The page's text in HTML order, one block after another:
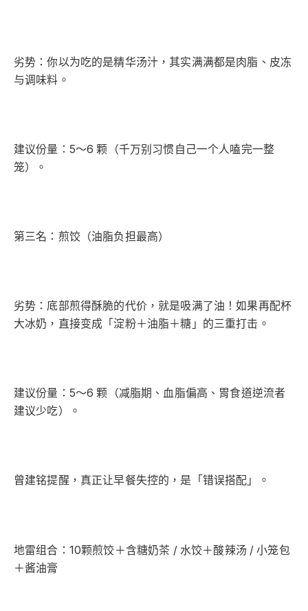
​劣势：你以为吃的是精华汤汁，其实满满都是肉脂、皮冻
与调味料。
​建议份量：5～6 颗（千万别习惯自己一个人嗑完一整
笼）。
第三名：煎饺（油脂负担最高）
​劣势：底部煎得酥脆的代价，就是吸满了油！如果再配杯
大冰奶，直接变成「淀粉＋油脂＋糖」的三重打击。
​建议份量：5～6 颗（减脂期、血脂偏高、胃食道逆流者
建议少吃）。
曾建铭提醒，​真正让早餐失控的，是「错误搭配」。
地雷组合：10颗煎饺＋含糖奶茶 / 水饺＋酸辣汤 / 小笼包
＋酱油膏